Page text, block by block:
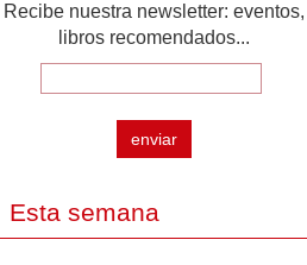
Recibe nuestra newsletter: eventos,
libros recomendados...
enviar
Esta semana